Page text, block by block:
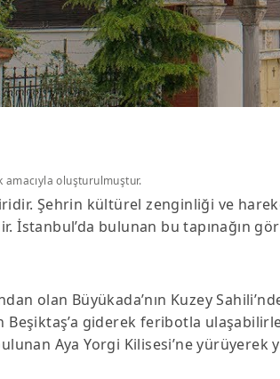
oluşturulmuştur.
Şehrin kültürel zenginliği ve
İstanbul’da bulunan bu tapınağın
olan Büyükada’nın Kuzey
giderek feribotla
Aya Yorgi Kilisesi’ne